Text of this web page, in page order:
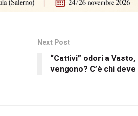
Next Post
“Cattivi” odori a
vengono? C’è chi